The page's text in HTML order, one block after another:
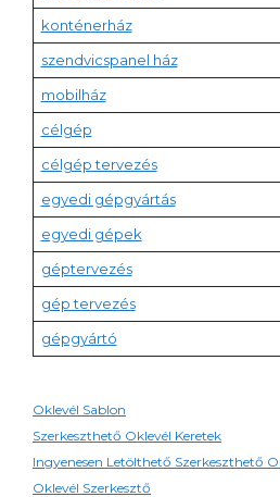
konténerház
szendvicspanel ház
mobilház
célgép
célgép tervezés
egyedi gépgyártás
egyedi gépek
géptervezés
gép tervezés
gépgyártó
Oklevél Sablon
Szerkeszthető Oklevél Keretek
Ingyenesen Letölthető Szerkeszthető
Oklevél Szerkesztő